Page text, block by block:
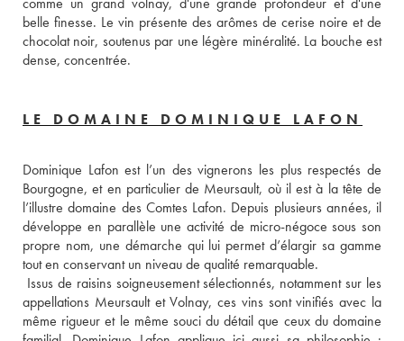
belle finesse. Le vin présente des arômes de cerise noire et de
chocolat noir, soutenus par une légère minéralité. La bouche est
dense, concentrée.
LE DOMAINE DOMINIQUE LAFON
Dominique Lafon est l’un des vignerons les plus respectés de
Bourgogne, et en particulier de Meursault, où il est à la tête de
l’illustre domaine des Comtes Lafon. Depuis plusieurs années, il
développe en parallèle une activité de micro-négoce sous son
propre nom, une démarche qui lui permet d’élargir sa gamme
tout en conservant un niveau de qualité remarquable.
Issus de raisins soigneusement sélectionnés, notamment sur les
appellations Meursault et Volnay, ces vins sont vinifiés avec la
même rigueur et le même souci du détail que ceux du domaine